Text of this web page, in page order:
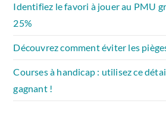
Identifiez le favori à jouer au PMU
25%
Découvrez comment éviter les
Courses à handicap : utilisez ce
gagnant !